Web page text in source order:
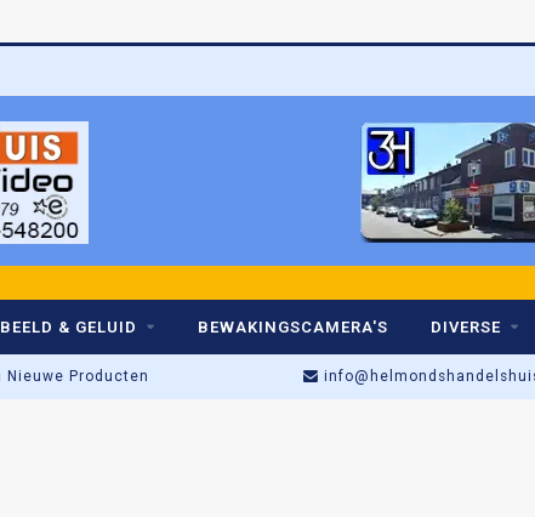
BEELD & GELUID BEWAKINGSCAMERA'S DIVERSE
Nieuwe Producten